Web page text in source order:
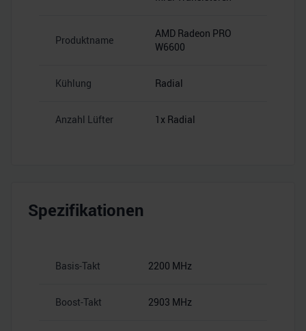
Produktname
AMD Radeon PRO
W6600
Kühlung Radial
Anzahl Lüfter 1x Radial
Spezifikationen
Basis-Takt 2200 MHz
Boost-Takt 2903 MHz